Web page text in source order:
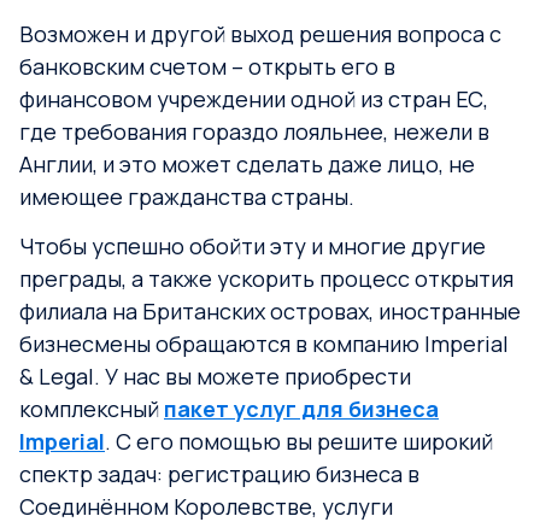
Возможен и другой выход решения вопроса с
банковским счетом – открыть его в
финансовом учреждении одной из стран ЕС,
где требования гораздо лояльнее, нежели в
Англии, и это может сделать даже лицо, не
имеющее гражданства страны.
Чтобы успешно обойти эту и многие другие
преграды, а также ускорить процесс открытия
филиала на Британских островах, иностранные
бизнесмены обращаются в компанию Imperial
& Legal. У нас вы можете приобрести
комплексный пакет услуг для бизнеса
Imperial. С его помощью вы решите широкий
спектр задач: регистрацию бизнеса в
Соединённом Королевстве, услуги